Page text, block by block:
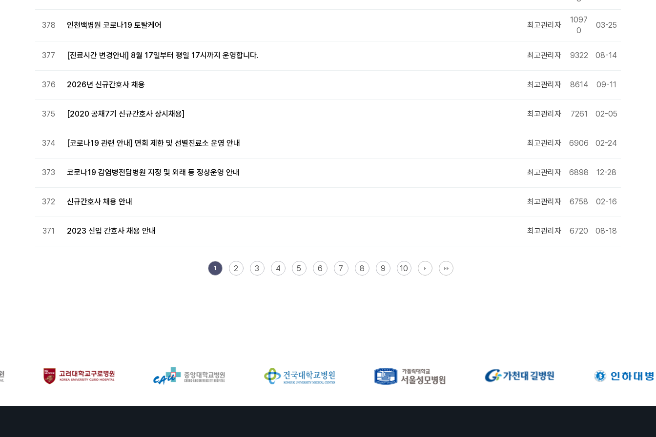
378 인천백병원 코로나19 토탈케어 최고관리자
1097
0
03-25
377 [진료시간 변경안내] 8월 17일부터 평일 17시까지 운영합니다. 최고관리자 9322 08-14
376 2026년 신규간호사 채용 최고관리자 8614 09-11
375 [2020 공채7기 신규간호사 상시채용] 최고관리자 7261 02-05
374 [코로나19 관련 안내] 면회 제한 및 선별진료소 운영 안내 최고관리자 6906 02-24
373 코로나19 감염병전담병원 지정 및 외래 등 정상운영 안내 최고관리자 6898 12-28
372 신규간호사 채용 안내 최고관리자 6758 02-16
371 2023 신입 간호사 채용 안내 최고관리자 6720 08-18
1 2 3 4 5 6 7 8 9 10
맨끝